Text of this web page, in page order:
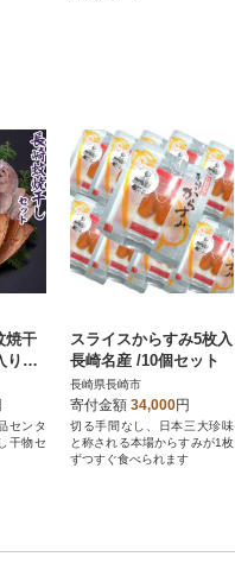
焼干
規
センタ
干物セ
スライスからすみ5枚入
長崎名産 /10個セット
長崎県長崎市
寄付金額 34,000円
切る手間なし、日本三大珍味
と称される本場からすみが1枚
ずつすぐ食べられます